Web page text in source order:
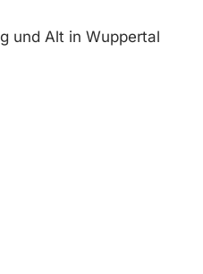
und Alt in Wuppertal